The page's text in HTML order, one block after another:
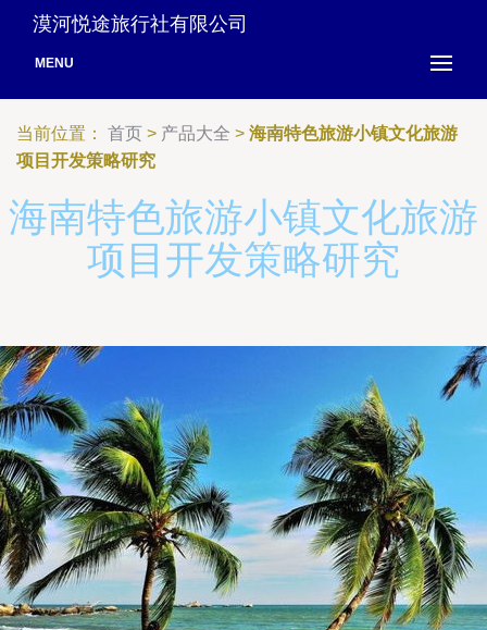
漠河悦途旅行社有限公司
MENU
当前位置： 首页 > 产品大全 > 海南特色旅游小镇文化旅游
项目开发策略研究
海南特色旅游小镇文化旅游
项目开发策略研究